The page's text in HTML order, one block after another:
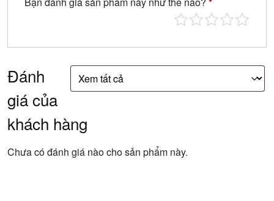
Đánh
giá của
khách hàng
Chưa có đánh giá nào cho sản phẩm này.